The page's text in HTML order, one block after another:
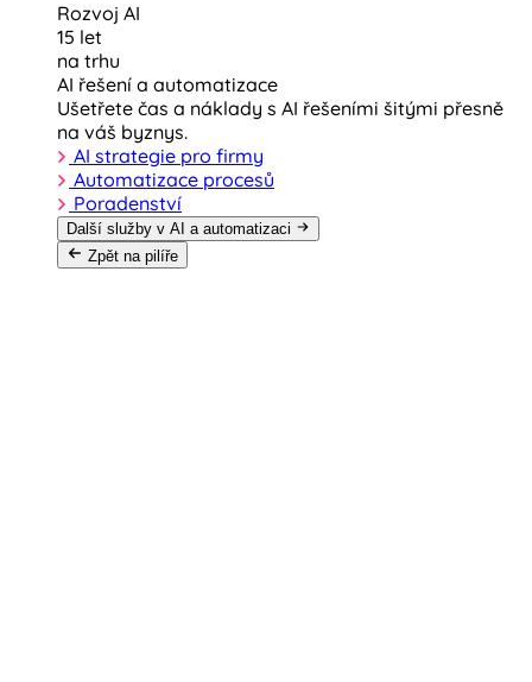
Rozvoj AI
15 let
na trhu
AI řešení a automatizace
Ušetřete čas a náklady s AI řešeními šitými přesně
na váš byznys.
AI strategie pro firmy
Automatizace procesů
Poradenství
Další služby v AI a automatizaci
Zpět na pilíře